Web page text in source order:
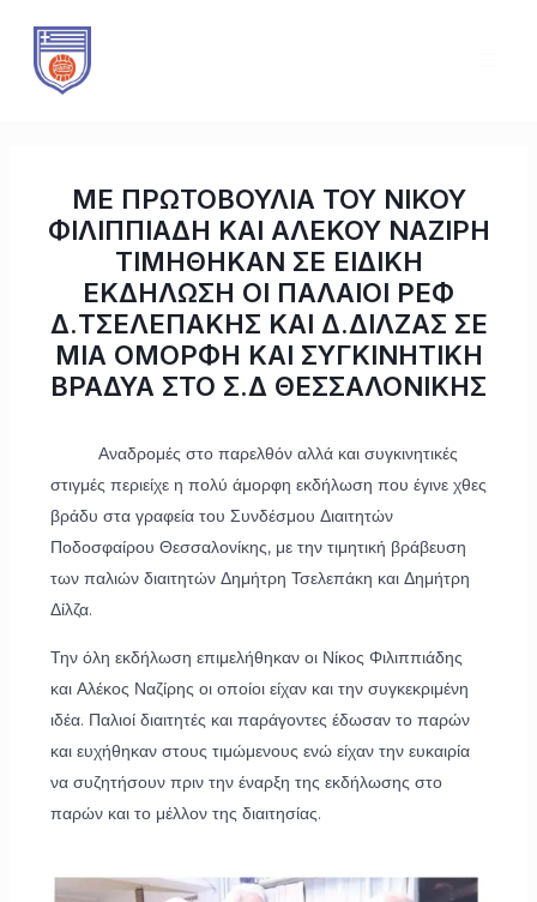
περιεχόμενο
ΜΕ ΠΡΩΤΟΒΟΥΛΙΑ ΤΟΥ ΝΙΚΟΥ
ΦΙΛΙΠΠΙΑΔΗ ΚΑΙ ΑΛΕΚΟΥ ΝΑΖΙΡΗ
ΤΙΜΗΘΗΚΑΝ ΣΕ ΕΙΔΙΚΗ
ΕΚΔΗΛΩΣΗ ΟΙ ΠΑΛΑΙΟΙ ΡΕΦ
Δ.ΤΣΕΛΕΠΑΚΗΣ ΚΑΙ Δ.ΔΙΛΖΑΣ ΣΕ
ΜΙΑ ΟΜΟΡΦΗ ΚΑΙ ΣΥΓΚΙΝΗΤΙΚΗ
ΒΡΑΔΥΑ ΣΤΟ Σ.Δ ΘΕΣΣΑΛΟΝΙΚΗΣ
Αναδρομές στο παρελθόν αλλά και συγκινητικές
στιγμές περιείχε η πολύ άμορφη εκδήλωση που έγινε χθες
βράδυ στα γραφεία του Συνδέσμου Διαιτητών
Ποδοσφαίρου Θεσσαλονίκης, με την τιμητική βράβευση
των παλιών διαιτητών Δημήτρη Τσελεπάκη και Δημήτρη
Δίλζα.
Την όλη εκδήλωση επιμελήθηκαν οι Νίκος Φιλιππιάδης
και Αλέκος Ναζίρης οι οποίοι είχαν και την συγκεκριμένη
ιδέα. Παλιοί διαιτητές και παράγοντες έδωσαν το παρών
και ευχήθηκαν στους τιμώμενους ενώ είχαν την ευκαιρία
να συζητήσουν πριν την έναρξη της εκδήλωσης στο
παρών και το μέλλον της διαιτησίας.
άρθρων